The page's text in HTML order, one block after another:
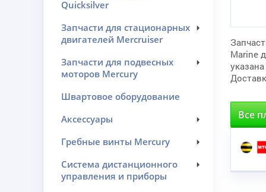
Quicksilver
Запчасти для стационарных
двигателей Mercruiser
Запчасти для подвесных
моторов Mercury
Швартовое оборудование
Аксессуары
Гребные винты Mercury
Система дистанционного
управления и приборы
Marine
Все